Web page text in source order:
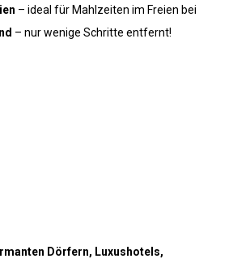
– ideal für Mahlzeiten im Freien bei
– nur wenige Schritte entfernt!
Dörfern, Luxushotels,